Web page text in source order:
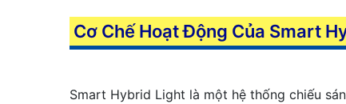
Cơ Chế Hoạt Động Của Smart
Smart Hybrid Light là một hệ thống chiếu